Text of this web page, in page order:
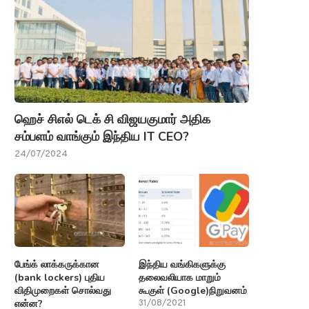
ஹெச் சிஎல் டெக் சி விஜயகுமார் அதிக
சம்பளம் வாங்கும் இந்திய IT CEO?
24/07/2024
பேங்க் லாக்கருக்கான
(bank lockers) புதிய
விதிமுறைகள் சொல்வது
என்ன?
இந்திய வங்கிகளுக்கு
தலைவலியாக மாறும்
கூகுள் (Google)நிறுவனம்
31/08/2021